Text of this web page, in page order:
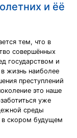
и ёё
тем, что в
совершённых
государством и
жизнь наиболее
преступлений
это наше
уже
среды
в скором будущем